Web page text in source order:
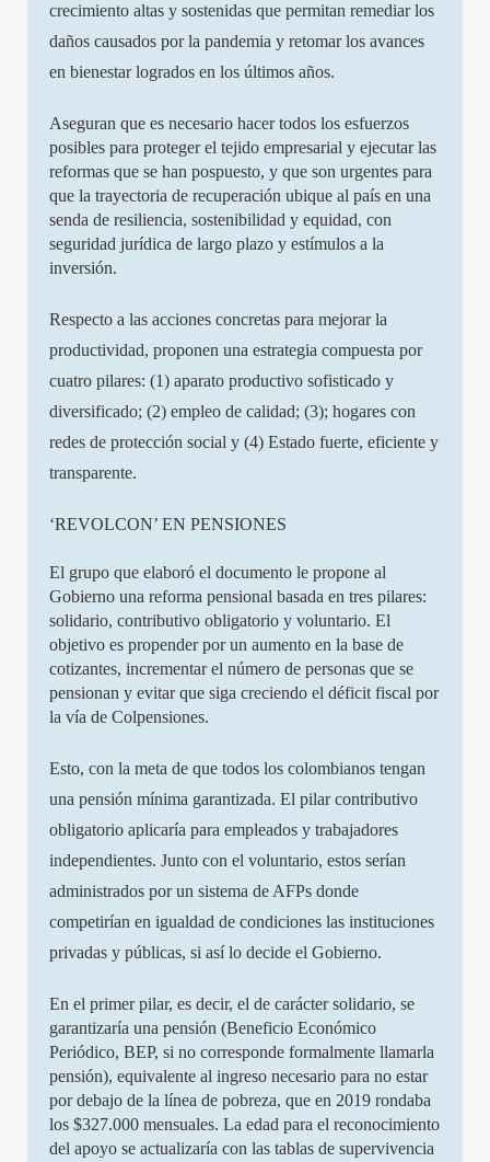
crecimiento altas y sostenidas que permitan remediar los
daños causados por la pandemia y retomar los avances
en bienestar logrados en los últimos años.
Aseguran que es necesario hacer todos los esfuerzos
posibles para proteger el tejido empresarial y ejecutar las
reformas que se han pospuesto, y que son urgentes para
que la trayectoria de recuperación ubique al país en una
senda de resiliencia, sostenibilidad y equidad, con
seguridad jurídica de largo plazo y estímulos a la
inversión.
Respecto a las acciones concretas para mejorar la
productividad, proponen una estrategia compuesta por
cuatro pilares: (1) aparato productivo sofisticado y
diversificado; (2) empleo de calidad; (3); hogares con
redes de protección social y (4) Estado fuerte, eficiente y
transparente.
‘REVOLCON’ EN PENSIONES
El grupo que elaboró el documento le propone al
Gobierno una reforma pensional basada en tres pilares:
solidario, contributivo obligatorio y voluntario. El
objetivo es propender por un aumento en la base de
cotizantes, incrementar el número de personas que se
pensionan y evitar que siga creciendo el déficit fiscal por
la vía de Colpensiones.
Esto, con la meta de que todos los colombianos tengan
una pensión mínima garantizada. El pilar contributivo
obligatorio aplicaría para empleados y trabajadores
independientes. Junto con el voluntario, estos serían
administrados por un sistema de AFPs donde
competirían en igualdad de condiciones las instituciones
privadas y públicas, si así lo decide el Gobierno.
En el primer pilar, es decir, el de carácter solidario, se
garantizaría una pensión (Beneficio Económico
Periódico, BEP, si no corresponde formalmente llamarla
pensión), equivalente al ingreso necesario para no estar
por debajo de la línea de pobreza, que en 2019 rondaba
los $327.000 mensuales. La edad para el reconocimiento
del apoyo se actualizaría con las tablas de supervivencia